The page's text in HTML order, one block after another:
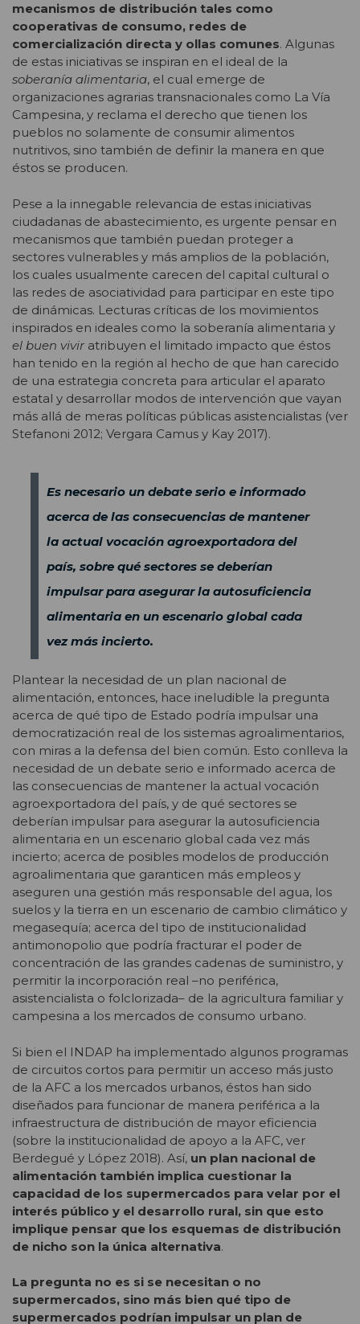
mecanismos de distribución tales como
cooperativas de consumo, redes de
comercialización directa y ollas comunes. Algunas
de estas iniciativas se inspiran en el ideal de la
soberanía alimentaria, el cual emerge de
organizaciones agrarias transnacionales como La Vía
Campesina, y reclama el derecho que tienen los
pueblos no solamente de consumir alimentos
nutritivos, sino también de definir la manera en que
éstos se producen.
Pese a la innegable relevancia de estas iniciativas
ciudadanas de abastecimiento, es urgente pensar en
mecanismos que también puedan proteger a
sectores vulnerables y más amplios de la población,
los cuales usualmente carecen del capital cultural o
las redes de asociatividad para participar en este tipo
de dinámicas. Lecturas críticas de los movimientos
inspirados en ideales como la soberanía alimentaria y
el buen vivir atribuyen el limitado impacto que éstos
han tenido en la región al hecho de que han carecido
de una estrategia concreta para articular el aparato
estatal y desarrollar modos de intervención que vayan
más allá de meras políticas públicas asistencialistas (ver
Stefanoni 2012; Vergara Camus y Kay 2017).
Es necesario un debate serio e informado
acerca de las consecuencias de mantener
la actual vocación agroexportadora del
país, sobre qué sectores se deberían
impulsar para asegurar la autosuficiencia
alimentaria en un escenario global cada
vez más incierto.
Plantear la necesidad de un plan nacional de
alimentación, entonces, hace ineludible la pregunta
acerca de qué tipo de Estado podría impulsar una
democratización real de los sistemas agroalimentarios,
con miras a la defensa del bien común. Esto conlleva la
necesidad de un debate serio e informado acerca de
las consecuencias de mantener la actual vocación
agroexportadora del país, y de qué sectores se
deberían impulsar para asegurar la autosuficiencia
alimentaria en un escenario global cada vez más
incierto; acerca de posibles modelos de producción
agroalimentaria que garanticen más empleos y
aseguren una gestión más responsable del agua, los
suelos y la tierra en un escenario de cambio climático y
megasequía; acerca del tipo de institucionalidad
antimonopolio que podría fracturar el poder de
concentración de las grandes cadenas de suministro, y
permitir la incorporación real –no periférica,
asistencialista o folclorizada– de la agricultura familiar y
campesina a los mercados de consumo urbano.
Si bien el INDAP ha implementado algunos programas
de circuitos cortos para permitir un acceso más justo
de la AFC a los mercados urbanos, éstos han sido
diseñados para funcionar de manera periférica a la
infraestructura de distribución de mayor eficiencia
(sobre la institucionalidad de apoyo a la AFC, ver
Berdegué y López 2018). Así, un plan nacional de
alimentación también implica cuestionar la
capacidad de los supermercados para velar por el
interés público y el desarrollo rural, sin que esto
implique pensar que los esquemas de distribución
de nicho son la única alternativa.
La pregunta no es si se necesitan o no
supermercados, sino más bien qué tipo de
supermercados podrían impulsar un plan de